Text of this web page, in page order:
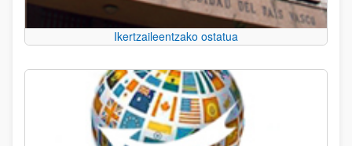
Ikertzaileentzako ostatua